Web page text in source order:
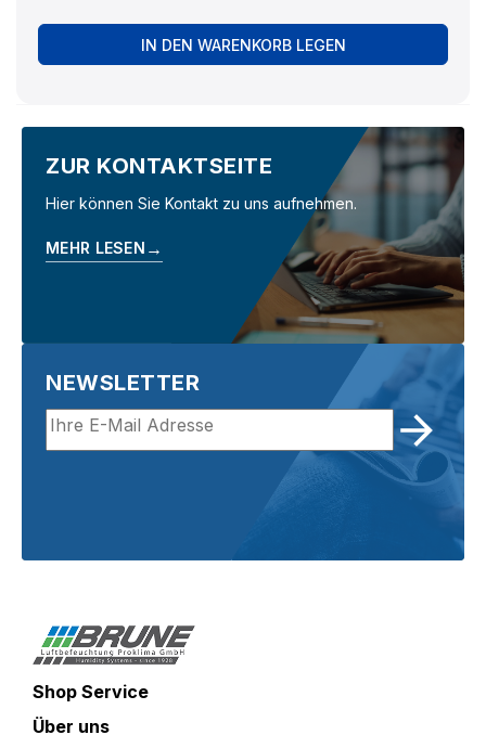
IN DEN WARENKORB LEGEN
ZUR KONTAKTSEITE
Hier können Sie Kontakt zu uns aufnehmen.
MEHR LESEN →
NEWSLETTER
Shop Service
Über uns